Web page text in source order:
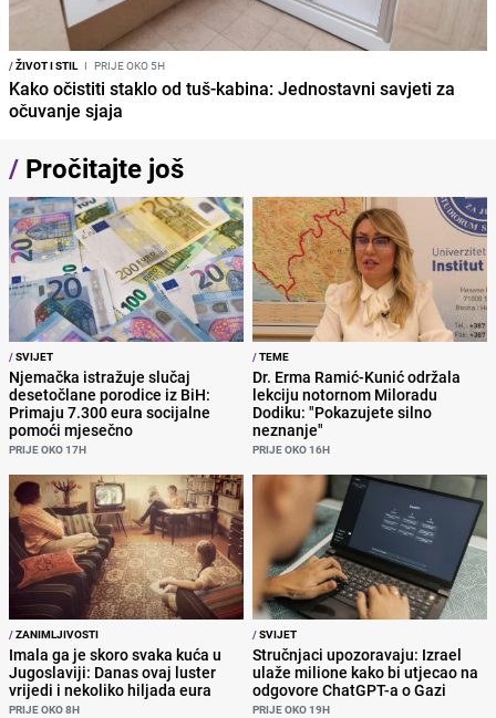
/ŽIVOT I STIL I PRIJE OKO 5H
Kako očistiti staklo od tuš-kabina: Jednostavni savjeti za
očuvanje sjaja
/ Pročitajte još
/SVIJET
Njemačka istražuje slučaj
desetočlane porodice iz BiH:
Primaju 7.300 eura socijalne
pomoći mjesečno
PRIJE OKO 17H
/TEME
Dr. Erma Ramić-Kunić održala
lekciju notornom Miloradu
Dodiku: "Pokazujete silno
neznanje"
PRIJE OKO 16H
/ZANIMLJIVOSTI
Imala ga je skoro svaka kuća u
Jugoslaviji: Danas ovaj luster
vrijedi i nekoliko hiljada eura
PRIJE OKO 8H
/SVIJET
Stručnjaci upozoravaju: Izrael
ulaže milione kako bi utjecao na
odgovore ChatGPT-a o Gazi
PRIJE OKO 19H